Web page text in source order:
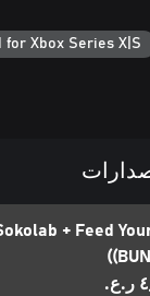
for Xbox Series X|S
+ Feed